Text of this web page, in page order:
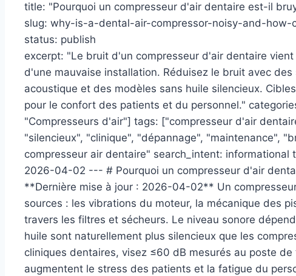
title: "Pourquoi un compresseur d'air dentaire est-il
slug: why-is-a-dental-air-compressor-noisy-and-
status: publish
excerpt: "Le bruit d'un compresseur d'air dentaire
d'une mauvaise installation. Réduisez le bruit avec
acoustique et des modèles sans huile silencieux.
pour le confort des patients et du personnel."
"Compresseurs d'air"] tags: ["compresseur d'air
"silencieux", "clinique", "dépannage", "maintenance",
compresseur air dentaire" search_intent:
2026-04-02 --- # Pourquoi un compresseur d'air
**Dernière mise à jour : 2026-04-02** Un
sources : les vibrations du moteur, la mécanique des
travers les filtres et sécheurs. Le niveau sonore
huile sont naturellement plus silencieux que les
cliniques dentaires, visez ≤60 dB mesurés au poste
augmentent le stress des patients et la fatigue du